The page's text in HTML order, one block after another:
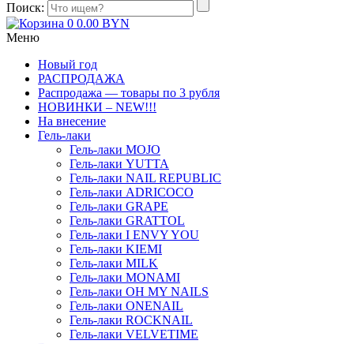
Поиск:
0 0.00 BYN
Меню
Новый год
РАСПРОДАЖА
Распродажа — товары по 3 рубля
НОВИНКИ – NEW!!!
На внесение
Гель-лаки
Гель-лаки MOJO
Гель-лаки YUTTA
Гель-лаки NAIL REPUBLIC
Гель-лаки ADRICOCO
Гель-лаки GRAPE
Гель-лаки GRATTOL
Гель-лаки I ENVY YOU
Гель-лаки KIEMI
Гель-лаки MILK
Гель-лаки MONAMI
Гель-лаки OH MY NAILS
Гель-лаки ONENAIL
Гель-лаки ROCKNAIL
Гель-лаки VELVETIME